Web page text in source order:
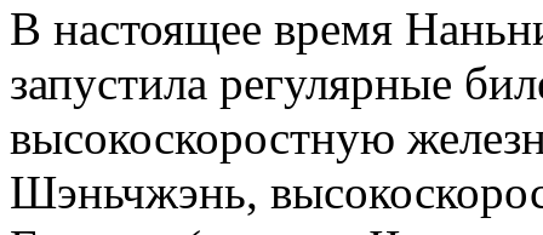
В настоящее время
запустила регулярные
высокоскоростную
Шэньчжэнь,